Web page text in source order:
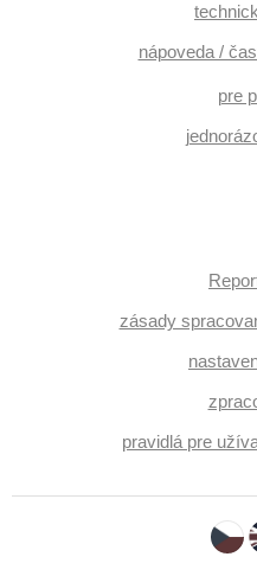
nápoveda /
pre
zásady
pravidlá pre